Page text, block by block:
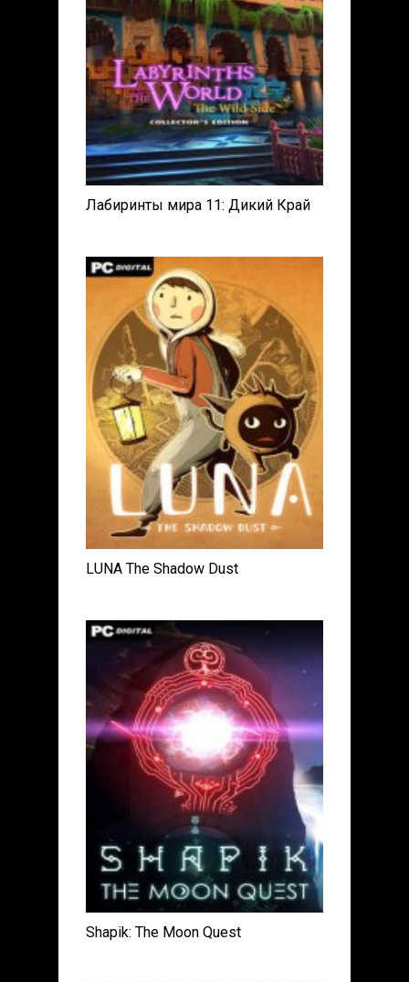
Лабиринты мира 11: Дикий Край
LUNA The Shadow Dust
Shapik: The Moon Quest